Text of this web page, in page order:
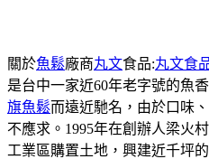
關於魚鬆廠商丸文食品:丸文食
是台中一家近60年老字號的魚
旗魚鬆而遠近馳名，由於口味
不應求。1995年在創辦人梁火
工業區購置土地，興建近千坪